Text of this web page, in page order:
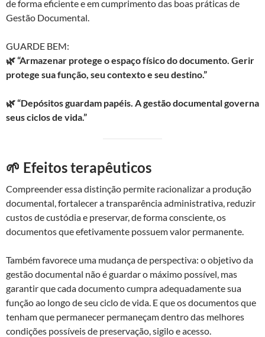
de forma eficiente e em cumprimento das boas práticas de
Gestão Documental.
GUARDE BEM:
🌿 “Armazenar protege o espaço físico do documento. Gerir
protege sua função, seu contexto e seu destino.”
🌿 “Depósitos guardam papéis. A gestão documental governa
seus ciclos de vida.”
🌱 Efeitos terapêuticos
Compreender essa distinção permite racionalizar a produção
documental, fortalecer a transparência administrativa, reduzir
custos de custódia e preservar, de forma consciente, os
documentos que efetivamente possuem valor permanente.
Também favorece uma mudança de perspectiva: o objetivo da
gestão documental não é guardar o máximo possível, mas
garantir que cada documento cumpra adequadamente sua
função ao longo de seu ciclo de vida. E que os documentos que
tenham que permanecer permaneçam dentro das melhores
condições possíveis de preservação, sigilo e acesso.